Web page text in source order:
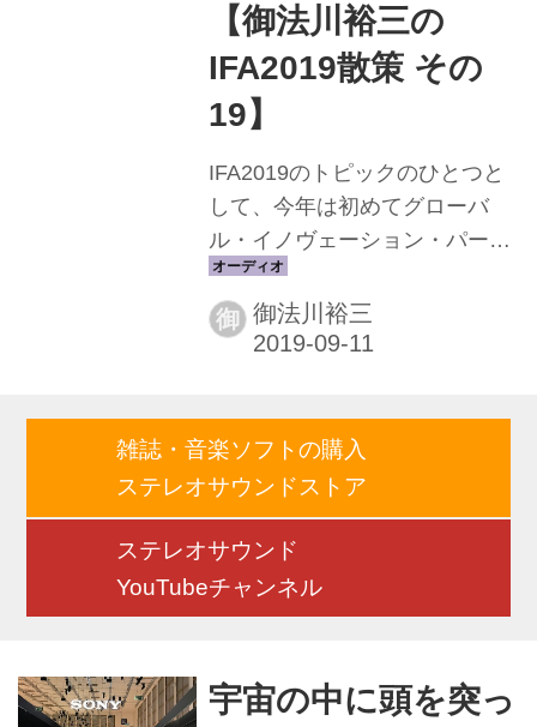
し、「サントラレコードも買っ
たんだよ」と話してくれた。セ
ルジオ・レオ...
【御法川裕三の
IFA2019散策 その
19】
IFA2019のトピックのひとつと
して、今年は初めてグローバ
ル・イノヴェーション・パート
ナーに日本が選ばれ、「IFA
NEXT」として“JAPAN”が大き
くフィーチャーされたことは見
IT企業などが集う「IFA NEXT」
は会場内のHall26で展示されて
に、AI、IoT、ビッグデータ、ロ
ボット技術など、様々なテクノ
がコンシューマー機を大々的に
アピールするのも素晴らしいこ
御 御法川裕三
雑誌・音楽ソフトの購入
ステレオサウンドストア
ステレオサウンド
YouTubeチャンネル
宇宙の中に頭を突っ